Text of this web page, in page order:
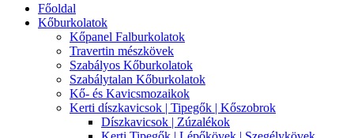
Főoldal
Kőburkolatok
Kőpanel Falburkolatok
Travertin mészkövek
Szabályos Kőburkolatok
Szabálytalan Kőburkolatok
Kő- és Kavicsmozaikok
Kerti díszkavicsok | Tipegők | Kőszobrok
Díszkavicsok | Zúzalékok